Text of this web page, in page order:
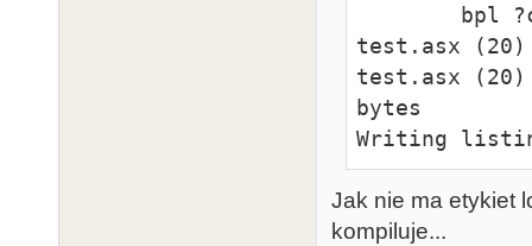
test.asx (20)
test.asx (20)
bytes
Writing
Jak nie ma etykiet
kompiluje...